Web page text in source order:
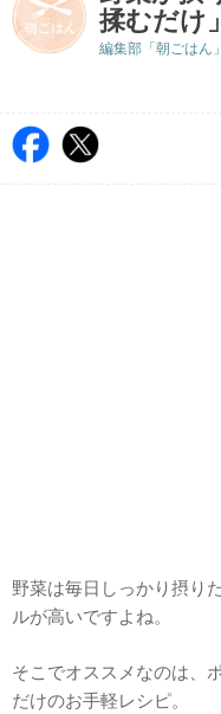
揉むだけ
編集部「朝ごはん
野菜は毎日しっかり摂り
ルが高いですよね。
そこでオススメなのは、
だけのお手軽レシピ。